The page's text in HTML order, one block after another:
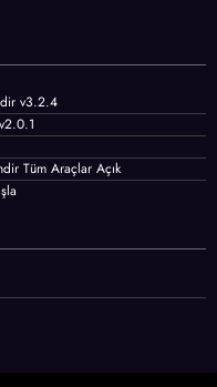
v3.2.4
Tüm Araçlar Açık